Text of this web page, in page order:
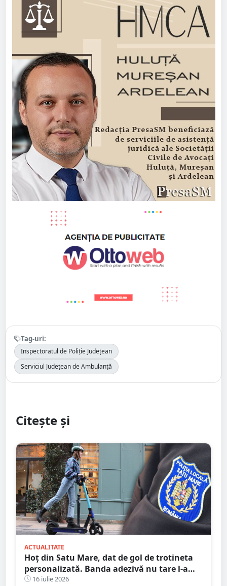
Tag-uri:
Inspectoratul de Poliție Județean
Serviciul Județean de Ambulanță
Citește și
ACTUALITATE
Hoț din Satu Mare, dat de gol de trotineta
personalizată. Banda adezivă nu tare l-a
ajutat
16 iulie 2026